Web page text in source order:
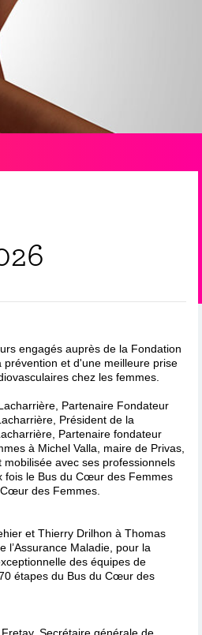
engagés auprès de la Fondation
et d'une meilleure prise
chez les femmes.
Partenaire Fondateur
Président de la
Partenaire fondateur
à Michel Valla, maire de Privas,
mobilisée avec ses professionnels
fois le Bus du Cœur des Femmes
des Femmes.
et Thierry Drilhon à Thomas
l’Assurance Maladie, pour la
des équipes de
étapes du Bus du Cœur des